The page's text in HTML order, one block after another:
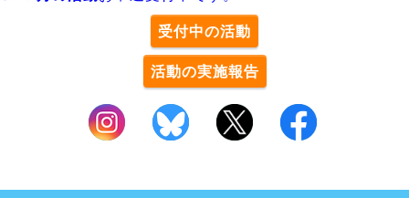
受付中の活動
活動の実施報告